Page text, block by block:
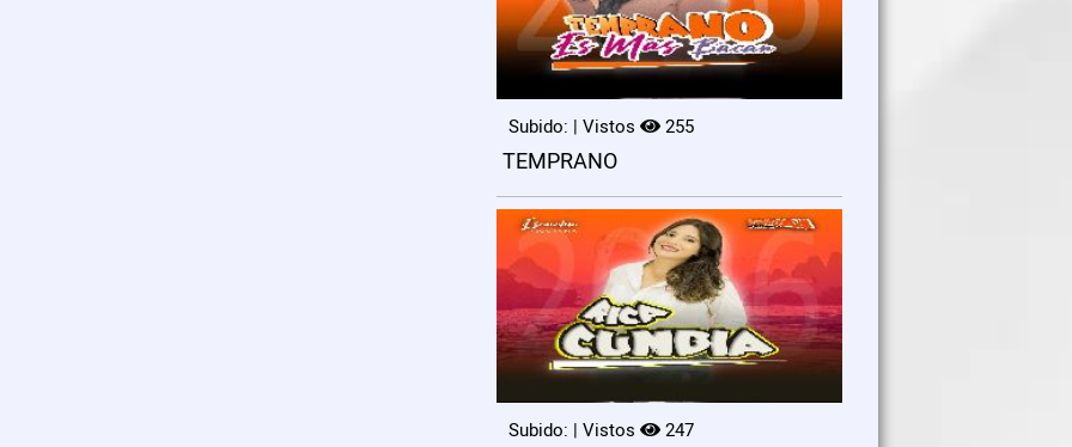
Subido: | Vistos 255
TEMPRANO
Subido: | Vistos 247